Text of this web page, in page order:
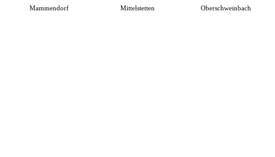
Mammendorf Mittelstetten Oberschweinbach